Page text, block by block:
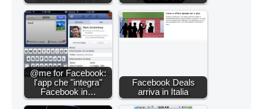
@me for Facebook:
l'app che "integra"
Facebook in…
Facebook Deals
arriva in Italia